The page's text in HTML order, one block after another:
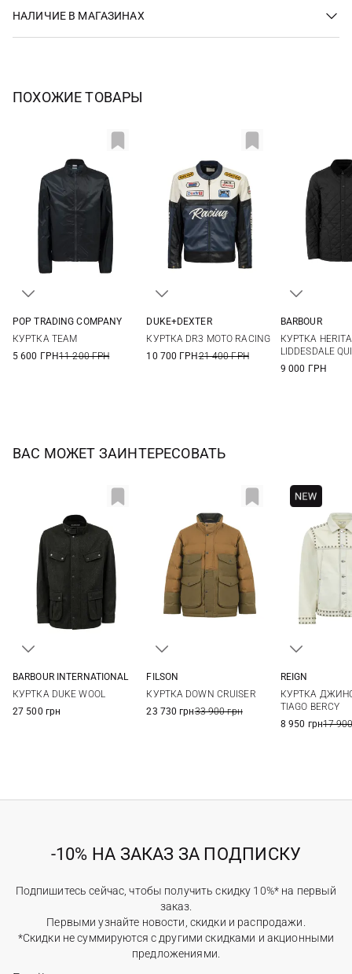
НАЛИЧИЕ В МАГАЗИНАХ
ПОХОЖИЕ ТОВАРЫ
POP TRADING COMPANY
КУРТКА TEAM
5 600 ГРН11 200 ГРН
DUKE+DEXTER
КУРТКА DR3 MOTO RACING
10 700 ГРН21 400 ГРН
XXL
3XL
BARBOUR
КУРТКА
LIDDESDALE
9 000 ГРН
ВАС МОЖЕТ ЗАИНТЕРЕСОВАТЬ
BARBOUR INTERNATIONAL
КУРТКА DUKE WOOL
27 500 грн
FILSON
КУРТКА DOWN CRUISER
23 730 грн33 900 грн
REIGN
КУРТКА
TIAGO BERCY
8 950 грн17
-10% НА ЗАКАЗ ЗА ПОДПИСКУ
Подпишитесь сейчас, чтобы получить скидку 10%* на первый
заказ.
Первыми узнайте новости, скидки и распродажи.
*Скидки не суммируются с другими скидками и акционными
предложениями.